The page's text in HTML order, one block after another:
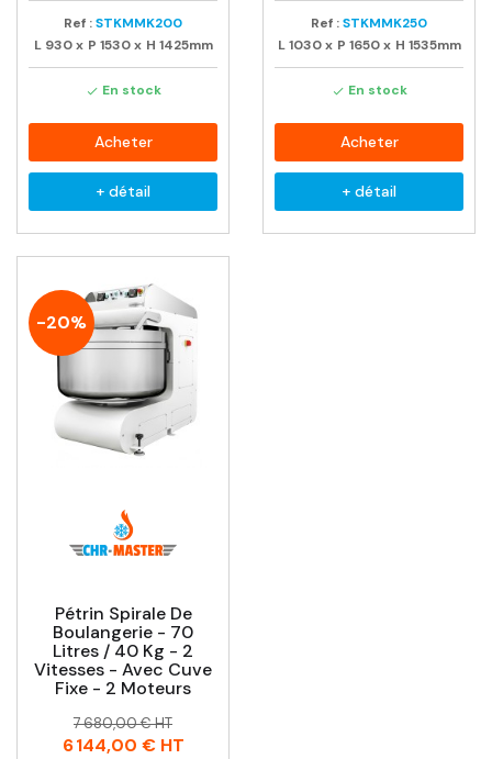
Ref :STKMMK200
L 930 x P 1530 x H 1425mm
 En stock
Acheter
+ détail
Ref :STKMMK250
L 1030 x P 1650 x H 1535mm
 En stock
Acheter
+ détail
-20%
Pétrin Spirale De
Boulangerie - 70
Litres / 40 Kg - 2
Vitesses - Avec Cuve
Fixe - 2 Moteurs
Prix
Prix
habituel
7 680,00 € HT
6 144,00 €HT